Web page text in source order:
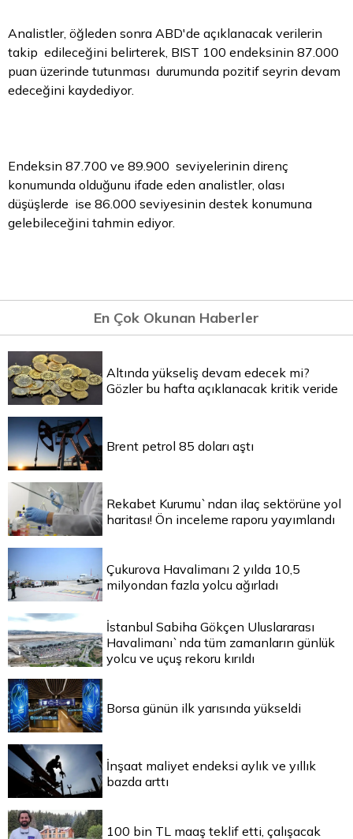
Analistler, öğleden sonra ABD'de açıklanacak verilerin
takip edileceğini belirterek, BIST 100 endeksinin 87.000
puan üzerinde tutunması durumunda pozitif seyrin devam
edeceğini kaydediyor.
Endeksin 87.700 ve 89.900 seviyelerinin direnç
konumunda olduğunu ifade eden analistler, olası
düşüşlerde ise 86.000 seviyesinin destek konumuna
gelebileceğini tahmin ediyor.
En Çok Okunan Haberler
Altında yükseliş devam edecek mi?
Gözler bu hafta açıklanacak kritik veride
Brent petrol 85 doları aştı
Rekabet Kurumu`ndan ilaç sektörüne yol
haritası! Ön inceleme raporu yayımlandı
Çukurova Havalimanı 2 yılda 10,5
milyondan fazla yolcu ağırladı
İstanbul Sabiha Gökçen Uluslararası
Havalimanı`nda tüm zamanların günlük
yolcu ve uçuş rekoru kırıldı
Borsa günün ilk yarısında yükseldi
İnşaat maliyet endeksi aylık ve yıllık
bazda arttı
100 bin TL maaş teklif etti, çalışacak